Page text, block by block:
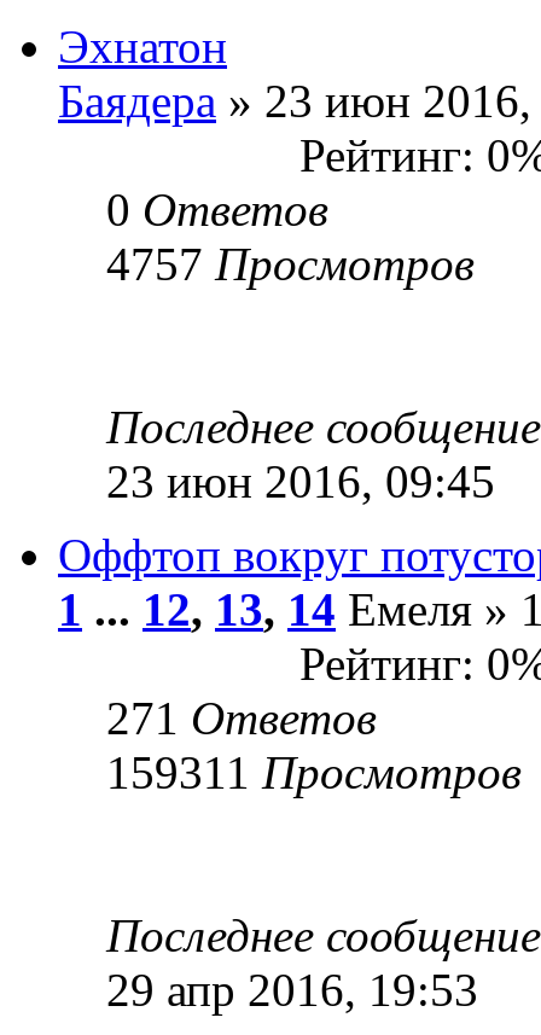
Эхнатон
Баядера » 23 июн 2016,
Рейтинг:
0 Ответов
4757 Просмотров
Последнее
23 июн 2016, 09:45
Оффтоп вокруг
1 ... 12, 13, 14 Емеля »
Рейтинг:
271 Ответов
159311 Просмотров
Последнее
29 апр 2016, 19:53